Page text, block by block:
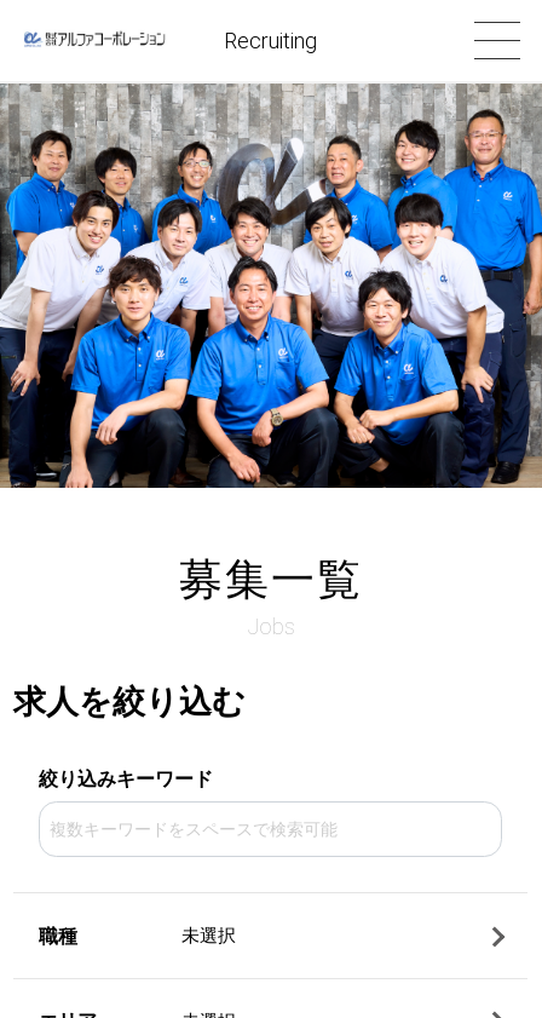
Recruiting
募集一覧
Jobs
求人を絞り込む
絞り込みキーワード
職種 未選択